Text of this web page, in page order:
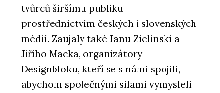
tvůrců širšímu publiku
prostřednictvím českých i slovenských
médií. Zaujaly také Janu Zielinski a
Jiřího Macka, organizátory
Designbloku, kteří se s námi spojili,
abychom společnými silami vymysleli